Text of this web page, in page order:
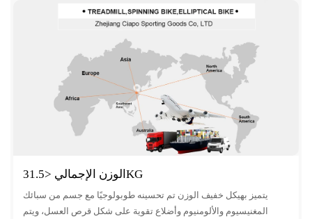
الوزن الإجمالي <31.5KG
يتميز بهيكل خفيف الوزن تم تحسينه طوبولوجيًا مع جسم من سبائك
المغنيسيوم والألومنيوم وأضلاع تقوية على شكل قرص العسل، ويتم